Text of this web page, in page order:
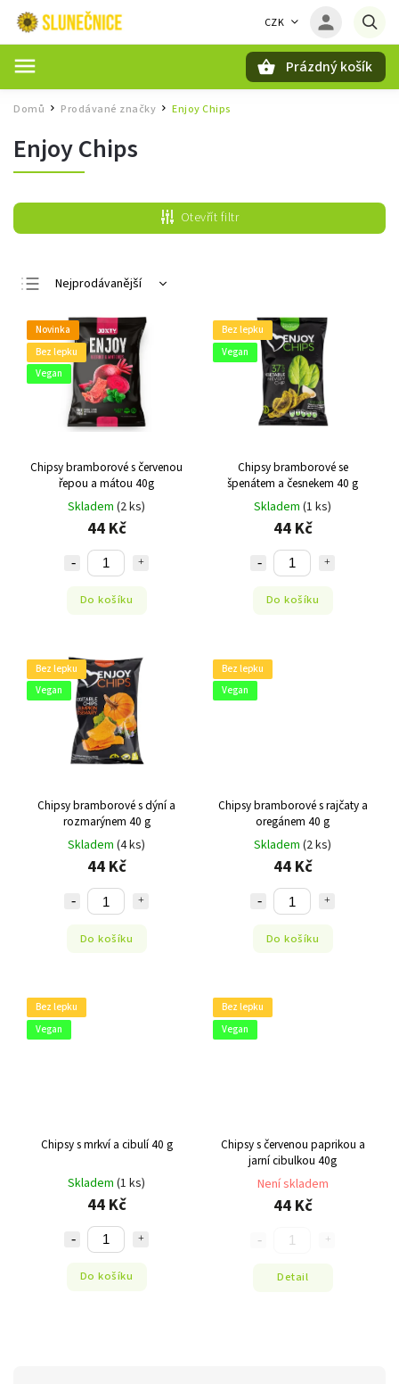
CZK
Prázdný košík
Domů / Prodávané značky / Enjoy Chips
Enjoy Chips
Otevřít filtr
Nejprodávanější
Nejlevnější
Nejdražší
Abecedně
Novinka
Bez lepku
Vegan
Chipsy bramborové s červenou
řepou a mátou 40g
Skladem (2 ks)
44 Kč
Do košíku
Bez lepku
Vegan
Chipsy bramborové se
špenátem a česnekem 40 g
Skladem (1 ks)
44 Kč
Do košíku
Bez lepku
Vegan
Chipsy bramborové s dýní a
rozmarýnem 40 g
Skladem (4 ks)
44 Kč
Do košíku
Bez lepku
Vegan
Chipsy bramborové s rajčaty a
oregánem 40 g
Skladem (2 ks)
44 Kč
Do košíku
Bez lepku
Vegan
Chipsy s mrkví a cibulí 40 g
Skladem (1 ks)
44 Kč
Do košíku
Bez lepku
Vegan
Chipsy s červenou paprikou a
jarní cibulkou 40g
Není skladem
44 Kč
Detail